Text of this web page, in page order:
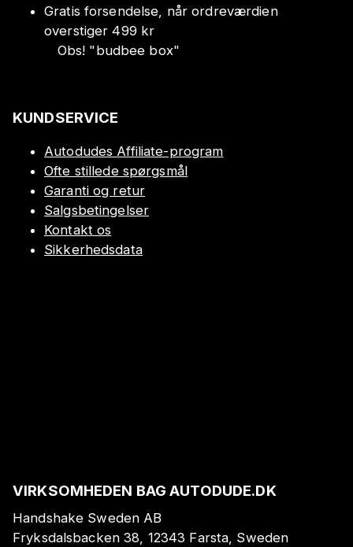
Gratis forsendelse, når ordreværdien
overstiger 499 kr
Obs! "budbee box"
KUNDSERVICE
Autodudes Affiliate-program
Ofte stillede spørgsmål
Garanti og retur
Salgsbetingelser
Kontakt os
Sikkerhedsdata
VIRKSOMHEDEN BAG AUTODUDE.DK
Handshake Sweden AB
Fryksdalsbacken 38, 12343 Farsta, Sweden